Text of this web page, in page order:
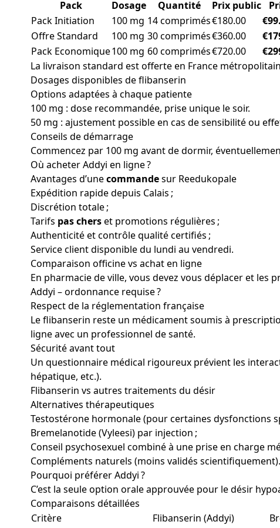
Pack
Dosage Quantité Prix public
Pack Initiation
100 mg 14 comprimés€180.00
Offre Standard
100 mg 30 comprimés€360.00
Pack Economique100 mg 60 comprimés€720.00
La livraison standard est offerte en France
Dosages disponibles de flibanserin
Options adaptées à chaque patiente
100 mg : dose recommandée, prise unique le soir.
50 mg : ajustement possible en cas de sensibilité ou
Conseils de démarrage
Commencez par 100 mg avant de dormir,
Où acheter Addyi en ligne ?
Avantages d’unecommandesur Reedukopale
Expédition rapide depuis Calais ;
Discrétion totale ;
Tarifs pas cherset promotions régulières ;
Authenticité et contrôle qualité certifiés ;
Service client disponible du lundi au vendredi.
Comparaison officine vs achat en ligne
En pharmacie de ville, vous devez vous déplacer et les
Addyi – ordonnance requise ?
Respect de la réglementation française
Le flibanserin reste un médicament soumis à
ligne avec un professionnel de santé.
Sécurité avant tout
Un questionnaire médical rigoureux prévient les
hépatique, etc.).
Flibanserin vs autres traitements du désir
Alternatives thérapeutiques
Testostérone hormonale (pour certaines dysfonctions
Bremelanotide (Vyleesi) par injection ;
Conseil psychosexuel combiné à une prise en charge
Compléments naturels (moins validés scientifiquement).
Pourquoi préférer Addyi ?
C’est la seule option orale approuvée pour le désir
Comparaisons détaillées
Critère
Flibanserin (Addyi)